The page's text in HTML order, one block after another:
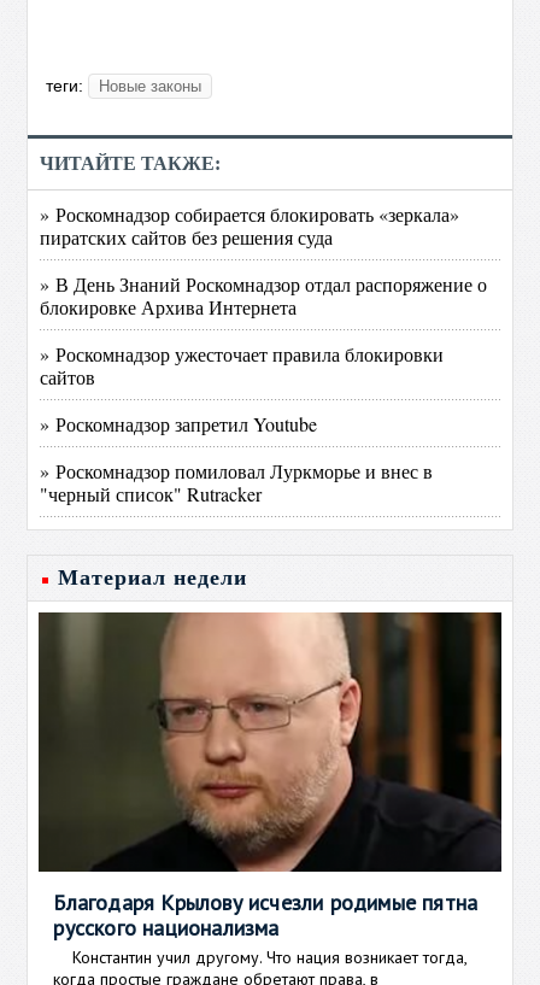
теги: Новые законы
ЧИТАЙТЕ ТАКЖЕ:
» Роскомнадзор собирается блокировать «зеркала»
пиратских сайтов без решения суда
» В День Знаний Роскомнадзор отдал распоряжение о
блокировке Архива Интернета
» Роскомнадзор ужесточает правила блокировки
сайтов
» Роскомнадзор запретил Youtube
» Роскомнадзор помиловал Луркморье и внес в
"черный список" Rutracker
Материал недели
Благодаря Крылову исчезли родимые пятна
русского национализма
Константин учил другому. Что нация возникает тогда,
когда простые граждане обретают права, в